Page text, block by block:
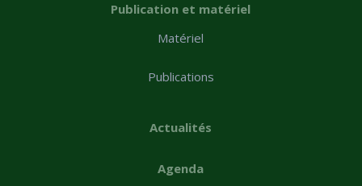
Publication et matériel
Matériel
Publications
Actualités
Agenda